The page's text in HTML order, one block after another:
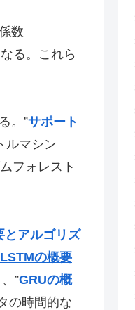
数
る。これら
。”サポート
ルマシン
フォレスト
とアルゴリズ
LSTMの概要
”GRUの概
の時間的な